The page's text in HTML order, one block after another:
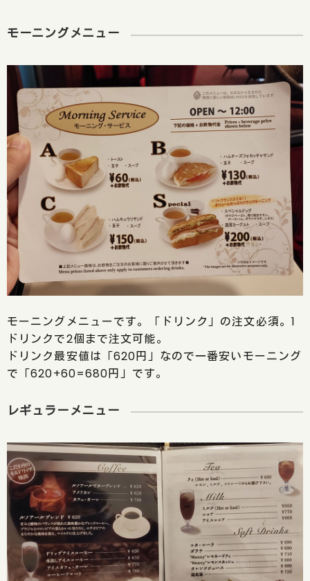
モーニングメニュー
モーニングメニューです。「ドリンク」の注文必須。1
ドリンクで2個まで注文可能。
ドリンク最安値は「620円」なので一番安いモーニング
で「620+60=680円」です。
レギュラーメニュー